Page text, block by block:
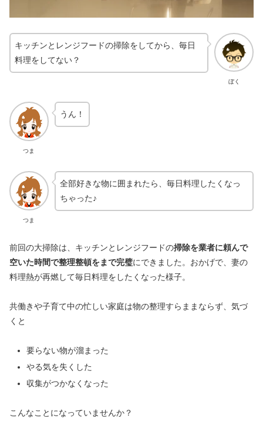
ぼく
キッチンとレンジフードの掃除をしてから、毎日
料理をしてない？
つま
うん！
つま
全部好きな物に囲まれたら、毎日料理したくなっ
ちゃった♪
前回の大掃除は、キッチンとレンジフードの掃除を業者に頼んで
空いた時間で整理整頓をまで完璧にできました。おかげで、妻の
料理熱が再燃して毎日料理をしたくなった様子。
共働きや子育て中の忙しい家庭は物の整理すらままならず、気づ
くと
要らない物が溜まった
やる気を失くした
収集がつかなくなった
こんなことになっていませんか？